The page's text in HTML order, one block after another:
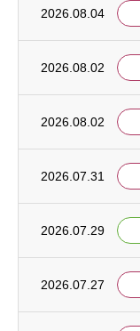
2026.08.04
2026.08.02
2026.08.02
2026.07.31
2026.07.29
2026.07.27